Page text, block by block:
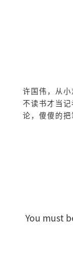
许国伟，从
不读书才当
论，傻傻的把
You must